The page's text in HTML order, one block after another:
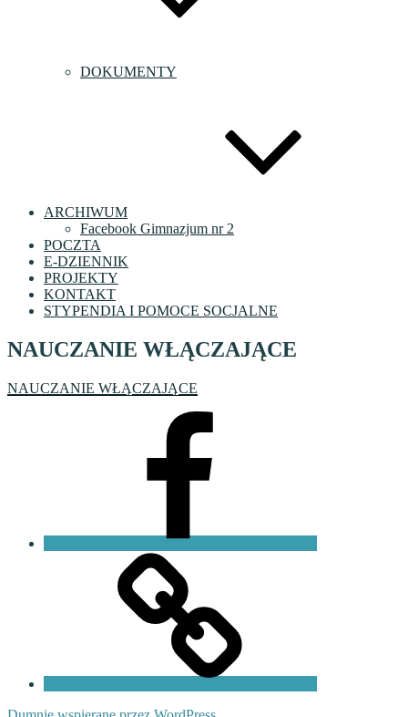
DOKUMENTY
ARCHIWUM
Facebook Gimnazjum nr 2
POCZTA
E-DZIENNIK
PROJEKTY
KONTAKT
STYPENDIA I POMOCE SOCJALNE
NAUCZANIE WŁĄCZAJĄCE
NAUCZANIE WŁĄCZAJĄCE